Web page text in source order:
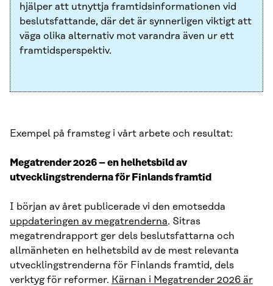
hjälper att utnyttja framtidsinformationen vid
beslutsfattande, där det är synnerligen viktigt att
väga olika alternativ mot varandra även ur ett
framtidsperspektiv.
Exempel på framsteg i vårt arbete och resultat:
Megatrender 2026 – en helhetsbild av
utvecklingstrenderna för Finlands framtid
I början av året publicerade vi den emotsedda
uppdateringen av megatrenderna. Sitras
megatrendrapport ger dels beslutsfattarna och
allmänheten en helhetsbild av de mest relevanta
utvecklingstrenderna för Finlands framtid, dels
verktyg för reformer. Kärnan i Megatrender 2026 är